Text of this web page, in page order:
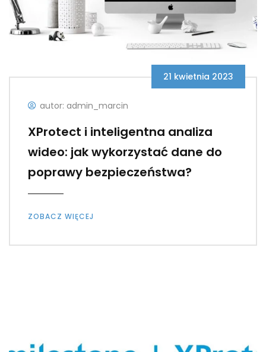
21 kwietnia 2023
autor: admin_marcin
XProtect i inteligentna analiza
wideo: jak wykorzystać dane do
poprawy bezpieczeństwa?
ZOBACZ WIĘCEJ